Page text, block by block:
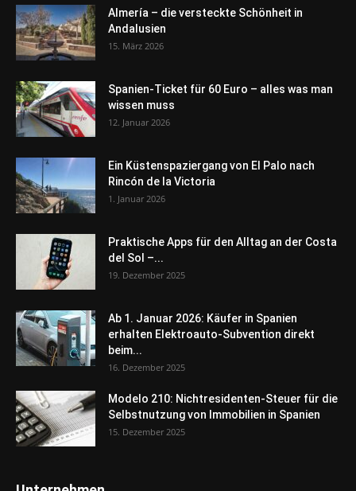
Almería – die versteckte Schönheit in
Andalusien
15. März 2026
Spanien-Ticket für 60 Euro – alles was man
wissen muss
12. Januar 2026
Ein Küstenspaziergang von El Palo nach
Rincón de la Victoria
1. Januar 2026
Praktische Apps für den Alltag an der Costa
del Sol –...
19. Dezember 2025
Ab 1. Januar 2026: Käufer in Spanien
erhalten Elektroauto-Subvention direkt
beim...
16. Dezember 2025
Modelo 210: Nichtresidenten-Steuer für die
Selbstnutzung von Immobilien in Spanien
15. Dezember 2025